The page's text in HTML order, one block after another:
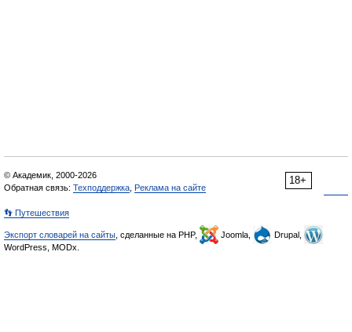
18+
© Академик, 2000-2026
Обратная связь: Техподдержка Реклама на сайте
👣 Путешествия
Экспорт словарей на сайты , сделанные на PHP, Joomla,
Drupal,
WordPress, MODx.